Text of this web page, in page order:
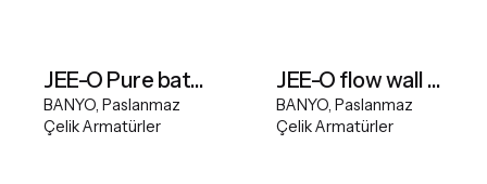
JEE-O Pure bath mixer
BANYO Paslanmaz
Çelik Armatürler
JEE-O flow wall basin mixer
BANYO Paslanmaz
Çelik Armatürler